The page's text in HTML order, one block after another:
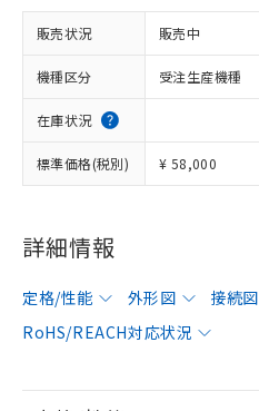
販売状況 販売中
機種区分 受注生産機種
在庫状況
標準価格(税別) ¥ 58,000
詳細情報
定格/性能 外形図 接続図
RoHS/REACH対応状況